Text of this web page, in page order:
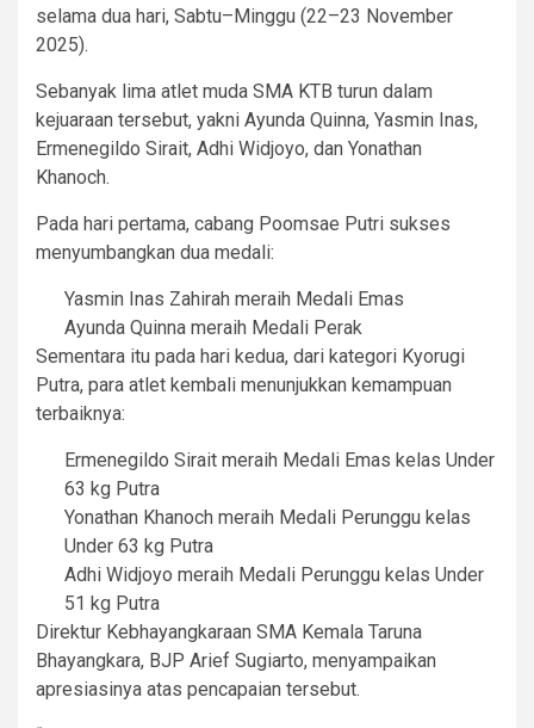
selama dua hari, Sabtu–Minggu (22–23 November
2025).
Sebanyak lima atlet muda SMA KTB turun dalam
kejuaraan tersebut, yakni Ayunda Quinna, Yasmin Inas,
Ermenegildo Sirait, Adhi Widjoyo, dan Yonathan
Khanoch.
Pada hari pertama, cabang Poomsae Putri sukses
menyumbangkan dua medali:
Yasmin Inas Zahirah meraih Medali Emas
Ayunda Quinna meraih Medali Perak
Sementara itu pada hari kedua, dari kategori Kyorugi
Putra, para atlet kembali menunjukkan kemampuan
terbaiknya:
Ermenegildo Sirait meraih Medali Emas kelas Under
63 kg Putra
Yonathan Khanoch meraih Medali Perunggu kelas
Under 63 kg Putra
Adhi Widjoyo meraih Medali Perunggu kelas Under
51 kg Putra
Direktur Kebhayangkaraan SMA Kemala Taruna
Bhayangkara, BJP Arief Sugiarto, menyampaikan
apresiasinya atas pencapaian tersebut.